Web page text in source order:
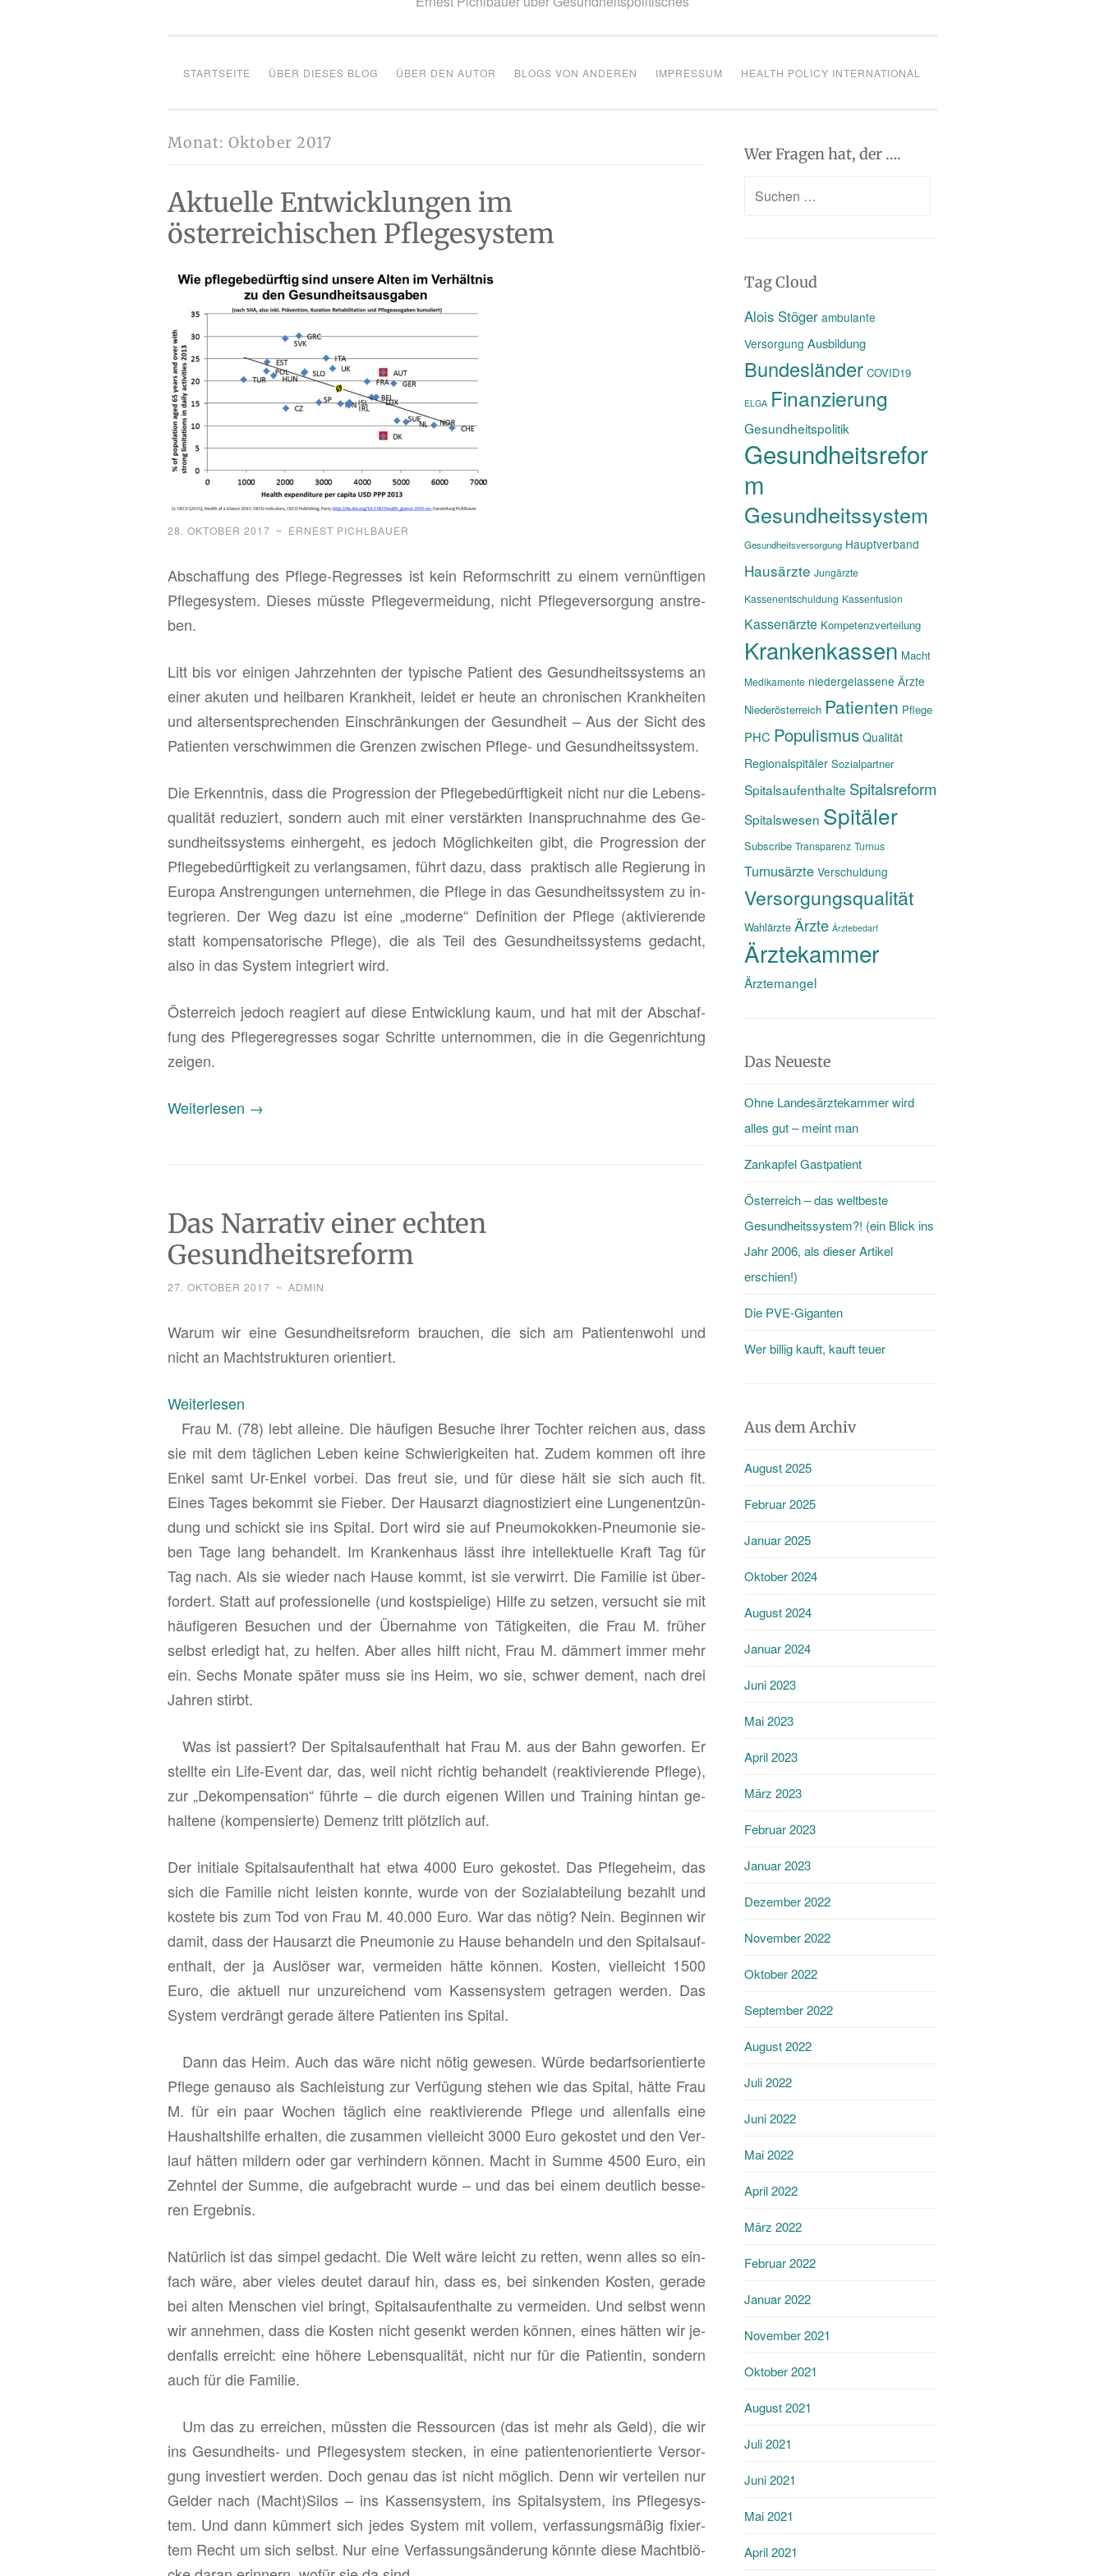
STARTSEITE ÜBER DIESES BLOG ÜBER DEN AUTOR BLOGS VON ANDEREN IMPRESSUM HEALTH POLICY INTERNATIONAL
Monat: Oktober 2017
Aktuelle Entwicklungen im
österreichischen Pflegesystem
28. OKTOBER 2017 ~ ERNEST PICHLBAUER
Ab­schaf­fung des Pfle­ge-Re­gres­ses ist kein Re­form­schritt zu einem ver­nünf­ti­gen
Pfle­ge­sys­tem. Die­ses müss­te Pfle­ge­ver­mei­dung, nicht Pfle­ge­ver­sor­gung an­stre­
ben.
Litt bis vor ei­ni­gen Jahr­zehn­ten der ty­pi­sche Pa­ti­ent des Ge­sund­heits­sys­tems an
einer aku­ten und heil­ba­ren Krank­heit, lei­det er heute an chro­ni­schen Krank­hei­ten
und al­ter­s­ent­spre­chen­den Ein­schrän­kun­gen der Ge­sund­heit – Aus der Sicht des
Pa­ti­en­ten ver­schwim­men die Gren­zen zwi­schen Pfle­ge- und Ge­sund­heits­sys­tem.
Die Er­kennt­nis, dass die Pro­gres­si­on der Pfle­ge­be­dürf­tig­keit nicht nur die Le­bens­
qua­li­tät re­du­ziert, son­dern auch mit einer ver­stärk­ten In­an­spruch­nah­me des Ge­
sund­heits­sys­tems ein­her­geht, es je­doch Mög­lich­kei­ten gibt, die Pro­gres­si­on der
Pfle­ge­be­dürf­tig­keit zu ver­lang­sa­men, führt dazu, dass prak­tisch alle Re­gie­rung in
Eu­ro­pa An­stren­gun­gen un­ter­neh­men, die Pfle­ge in das Ge­sund­heits­sys­tem zu in­
te­grie­ren. Der Weg dazu ist eine „mo­der­ne“ De­fi­ni­ti­on der Pfle­ge (ak­ti­vie­ren­de
statt kom­pen­sa­to­ri­sche Pfle­ge), die als Teil des Ge­sund­heits­sys­tems ge­dacht,
also in das Sys­tem in­te­griert wird.
Ös­ter­reich je­doch re­agiert auf diese Ent­wick­lung kaum, und hat mit der Ab­schaf­
fung des Pfle­ge­re­gres­ses sogar Schrit­te un­ter­nom­men, die in die Ge­gen­rich­tung
zei­gen.
Wei­ter­le­sen „Ak­
wick­
lun­
gen
ös­
ter­
schen
Pfle­
ge­
sys­
tem“
→
Das Narrativ einer echten
Gesundheitsreform
27. OKTOBER 2017 ~ ADMIN
Warum wir eine Ge­sund­heits­re­form brau­chen, die sich am Pa­ti­en­ten­wohl und
nicht an Macht­struk­tu­ren ori­en­tiert.
Wei­ter­le­sen:
Das
Nar­
ra­
tiv
einer
ech­
ten
Ge­
sund­
heits­
re­
form
Frau M. (78) lebt al­lei­ne. Die häu­fi­gen Be­su­che ihrer Toch­ter rei­chen aus, dass
sie mit dem täg­li­chen Leben keine Schwie­rig­kei­ten hat. Zudem kom­men oft ihre
Enkel samt Ur-En­kel vor­bei. Das freut sie, und für diese hält sie sich auch fit.
Eines Tages be­kommt sie Fie­ber. Der Haus­arzt dia­gnos­ti­ziert eine Lun­gen­ent­zün­
dung und schickt sie ins Spi­tal. Dort wird sie auf Pneu­mo­kok­ken-Pneu­mo­nie sie­
ben Tage lang be­han­delt. Im Kran­ken­haus lässt ihre in­tel­lek­tu­el­le Kraft Tag für
Tag nach. Als sie wie­der nach Hause kommt, ist sie ver­wirrt. Die Fa­mi­lie ist über­
for­dert. Statt auf pro­fes­sio­nel­le (und kost­spie­li­ge) Hilfe zu set­zen, ver­sucht sie mit
häu­fi­ge­ren Be­su­chen und der Über­nah­me von Tä­tig­kei­ten, die Frau M. frü­her
selbst er­le­digt hat, zu hel­fen. Aber alles hilft nicht, Frau M. däm­mert immer mehr
ein. Sechs Mo­na­te spä­ter muss sie ins Heim, wo sie, schwer de­ment, nach drei
Jah­ren stirbt.
Was ist pas­siert? Der Spi­tals­auf­ent­halt hat Frau M. aus der Bahn ge­wor­fen. Er
stell­te ein Life-Event dar, das, weil nicht rich­tig be­han­delt (re­ak­ti­vie­ren­de Pfle­ge),
zur „De­kom­pen­sa­ti­on“ führ­te – die durch ei­ge­nen Wil­len und Trai­ning hint­an ge­
hal­te­ne (kom­pen­sier­te) De­menz tritt plötz­lich auf.
Der in­itia­le Spi­tals­auf­ent­halt hat etwa 4000 Euro ge­kos­tet. Das Pfle­ge­heim, das
sich die Fa­mi­lie nicht leis­ten konn­te, wurde von der So­zi­al­ab­tei­lung be­zahlt und
kos­te­te bis zum Tod von Frau M. 40.000 Euro. War das nötig? Nein. Be­gin­nen wir
damit, dass der Haus­arzt die Pneu­mo­nie zu Hause be­han­deln und den Spi­tals­auf­
ent­halt, der ja Aus­lö­ser war, ver­mei­den hätte kön­nen. Kos­ten, viel­leicht 1500
Euro, die ak­tu­ell nur un­zu­rei­chend vom Kas­sen­sys­tem ge­tra­gen wer­den. Das
Sys­tem ver­drängt ge­ra­de äl­te­re Pa­ti­en­ten ins Spi­tal.
Dann das Heim. Auch das wäre nicht nötig ge­we­sen. Würde be­darfs­ori­en­tier­te
Pfle­ge ge­nau­so als Sach­leis­tung zur Ver­fü­gung ste­hen wie das Spi­tal, hätte Frau
M. für ein paar Wo­chen täg­lich eine re­ak­ti­vie­ren­de Pfle­ge und al­len­falls eine
Haus­halts­hil­fe er­hal­ten, die zu­sam­men viel­leicht 3000 Euro ge­kos­tet und den Ver­
lauf hät­ten mil­dern oder gar ver­hin­dern kön­nen. Macht in Summe 4500 Euro, ein
Zehn­tel der Summe, die auf­ge­bracht wurde – und das bei einem deut­lich bes­se­
ren Er­geb­nis.
Na­tür­lich ist das sim­pel ge­dacht. Die Welt wäre leicht zu ret­ten, wenn alles so ein­
fach wäre, aber vie­les deu­tet dar­auf hin, dass es, bei sin­ken­den Kos­ten, ge­ra­de
bei alten Men­schen viel bringt, Spi­tals­auf­ent­hal­te zu ver­mei­den. Und selbst wenn
wir an­neh­men, dass die Kos­ten nicht ge­senkt wer­den kön­nen, eines hät­ten wir je­
den­falls er­reicht: eine hö­he­re Le­bens­qua­li­tät, nicht nur für die Pa­ti­en­tin, son­dern
auch für die Fa­mi­lie.
Um das zu er­rei­chen, müss­ten die Res­sour­cen (das ist mehr als Geld), die wir
ins Ge­sund­heits- und Pfle­ge­sys­tem ste­cken, in eine pa­ti­en­ten­ori­en­tier­te Ver­sor­
gung in­ves­tiert wer­den. Doch genau das ist nicht mög­lich. Denn wir ver­tei­len nur
Gel­der nach (Macht)Silos – ins Kas­sen­sys­tem, ins Spi­tal­sys­tem, ins Pfle­ge­sys­
tem. Und dann küm­mert sich jedes Sys­tem mit vol­lem, ver­fas­sungs­mä­ßig fi­xier­
tem Recht um sich selbst. Nur eine Ver­fas­sungs­än­de­rung könn­te diese Macht­blö­
Wer Fragen hat, der ….
Suchen
Tag Cloud
Alois Stöger ambulante
Versorgung Ausbildung
Bundesländer COVID19
ELGA Finanzierung
Gesundheitspolitik
Gesundheitsrefor
m
Gesundheitssystem
Gesundheitsversorgung Hauptverband
Hausärzte Jungärzte
Kassenentschuldung Kassenfusion
Kassenärzte Kompetenzverteilung
Krankenkassen Macht
Medikamente niedergelassene Ärzte
Niederösterreich Patienten Pflege
PHC Populismus Qualität
Regionalspitäler Sozialpartner
Spitalsaufenthalte Spitalsreform
Spitalswesen Spitäler
Subscribe Transparenz Turnus
Turnusärzte Verschuldung
Versorgungsqualität
Wahlärzte Ärzte Ärztebedarf
Ärztekammer
Ärztemangel
Das Neueste
Ohne Landesärztekammer wird
alles gut – meint man
Zankapfel Gastpatient
Österreich – das weltbeste
Gesundheitssystem?! (ein Blick ins
Jahr 2006, als dieser Artikel
erschien!)
Die PVE-Giganten
Wer billig kauft, kauft teuer
Aus dem Archiv
August 2025
Februar 2025
Januar 2025
Oktober 2024
August 2024
Januar 2024
Juni 2023
Mai 2023
April 2023
März 2023
Februar 2023
Januar 2023
Dezember 2022
November 2022
Oktober 2022
September 2022
August 2022
Juli 2022
Juni 2022
Mai 2022
April 2022
März 2022
Februar 2022
Januar 2022
November 2021
Oktober 2021
August 2021
Juli 2021
Juni 2021
Mai 2021
April 2021